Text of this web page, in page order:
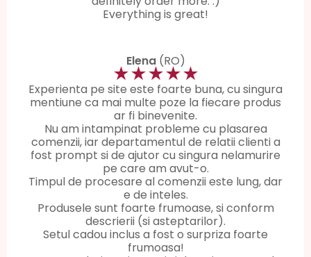
Everything is great!
Elena(RO)
★★★★★
Experienta pe site este foarte buna, cu singura
mentiune ca mai multe poze la fiecare produs
ar fi binevenite.
Nu am intampinat probleme cu plasarea
comenzii, iar departamentul de relatii clienti a
fost prompt si de ajutor cu singura nelamurire
pe care am avut-o.
Timpul de procesare al comenzii este lung, dar
e de inteles.
Produsele sunt foarte frumoase, si conform
descrierii (si asteptarilor).
Setul cadou inclus a fost o surpriza foarte
frumoasa!